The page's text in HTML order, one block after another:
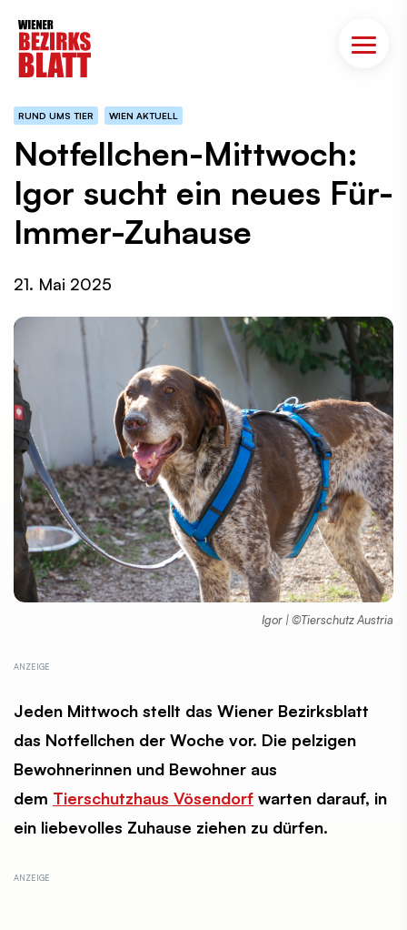
RUND UMS TIER WIEN AKTUELL
Notfellchen-Mittwoch:
Igor sucht ein neues Für-
Immer-Zuhause
21. Mai 2025
Igor | ©Tierschutz Austria
Jeden Mittwoch stellt das Wiener Bezirksblatt
das Notfellchen der Woche vor. Die pelzigen
Bewohnerinnen und Bewohner aus
dem Tierschutzhaus Vösendorf warten darauf, in
ein liebevolles Zuhause ziehen zu dürfen.